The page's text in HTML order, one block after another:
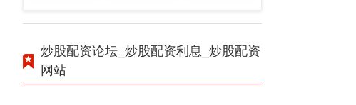
炒股配资论坛_炒股配资利息_炒股配资
网站